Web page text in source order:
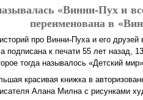
«Винни-Пух и
переименована в
про Винни-Пуха и его
подписана к печати 55 лет назад,
тогда называлось «Детский
красивая книжка в
Алана Милна с рисунками